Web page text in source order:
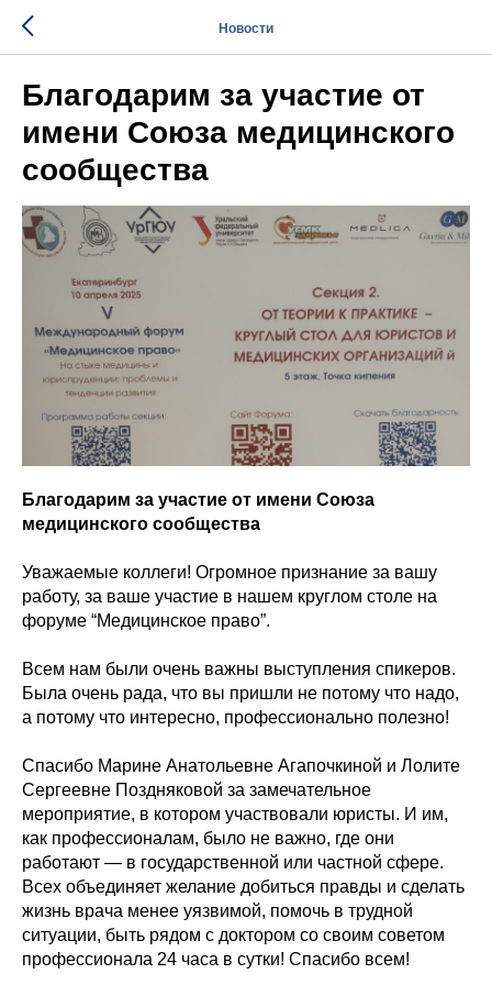
Новости
Благодарим за участие от
имени Союза медицинского
сообщества
Благодарим за участие от имени Союза
медицинского сообщества
Уважаемые коллеги! Огромное признание за вашу
работу, за ваше участие в нашем круглом столе на
форуме “Медицинское право”.
Всем нам были очень важны выступления спикеров.
Была очень рада, что вы пришли не потому что надо,
а потому что интересно, профессионально полезно!
Спасибо Марине Анатольевне Агапочкиной и Лолите
Сергеевне Поздняковой за замечательное
мероприятие, в котором участвовали юристы. И им,
как профессионалам, было не важно, где они
работают — в государственной или частной сфере.
Всех объединяет желание добиться правды и сделать
жизнь врача менее уязвимой, помочь в трудной
ситуации, быть рядом с доктором со своим советом
профессионала 24 часа в сутки! Спасибо всем!